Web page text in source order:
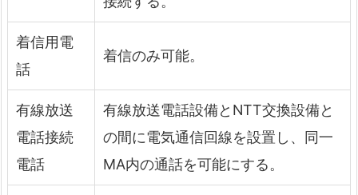
着信用電
話
着信のみ可能。
有線放送
電話接続
電話
有線放送電話設備とNTT交換設備と
の間に電気通信回線を設置し、同一
MA内の通話を可能にする。